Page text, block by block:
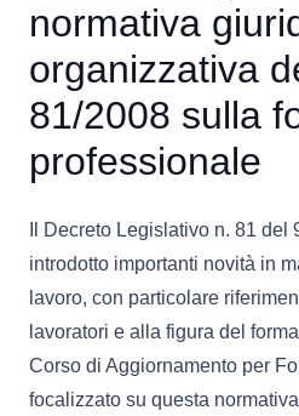
normativa
organizzativa
81/2008 sulla
professionale
Il Decreto Legislativo n. 81 del
introdotto importanti novità in
lavoro, con particolare
lavoratori e alla figura del
Corso di Aggiornamento per
focalizzato su questa